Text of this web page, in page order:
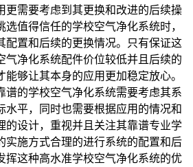
更需要考虑到其更换和改进的后续操
选值得信任的学校空气净化系统时，
配置和后续的更换情况。只有保证这
气净化系统配件价位较低并且后续的
能够让其本身的应用更加稳定放心。
谱的学校空气净化系统需要考虑其系
水平，同时也需要根据应用的情况和
的设计，重视并且关注其靠谱专业学
实施方式合理的进行系统的配置和后
挥这种高水准学校空气净化系统的优